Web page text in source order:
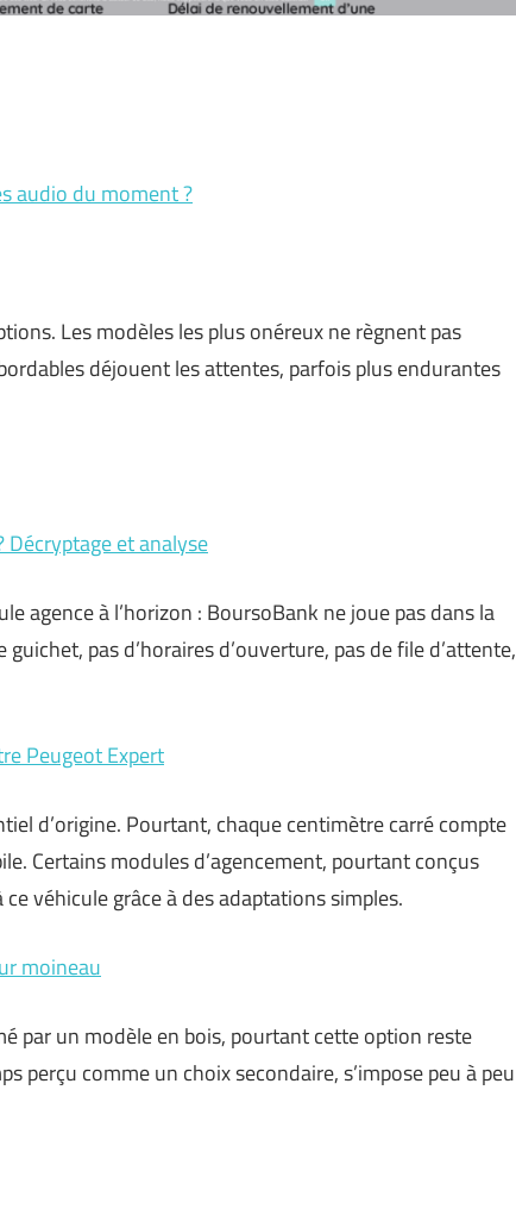
audio du moment ?
Les modèles les plus onéreux ne règnent pas
déjouent les attentes, parfois plus endurantes
Décryptage et analyse
agence à l’horizon : BoursoBank ne joue pas dans la
pas d’horaires d’ouverture, pas de file d’attente,
Peugeot Expert
d’origine. Pourtant, chaque centimètre carré compte
Certains modules d’agencement, pourtant conçus
véhicule grâce à des adaptations simples.
moineau
par un modèle en bois, pourtant cette option reste
perçu comme un choix secondaire, s’impose peu à peu